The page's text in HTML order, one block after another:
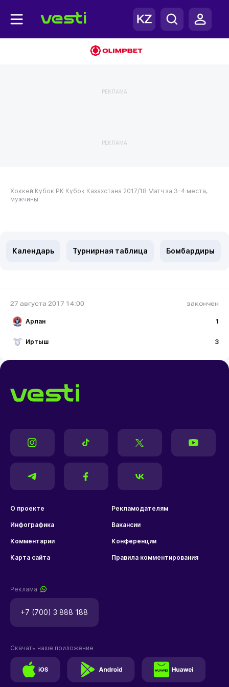
РЕКЛАМА
РЕКЛАМА
Хоккей Кубок РК Кубок Казахстана 2017/18 Матч за 3-4 места,
мужчины
Календарь Турнирная таблица Бомбардиры
27 августа 2017 14:00 закончен
Арлан 1
Иртыш 3
О проекте Рекламодателям
Инфографика Вакансии
Комментарии Конференции
Карта сайта Правила комментирования
Реклама
+7 (700) 3 888 188
Скачать наше приложение